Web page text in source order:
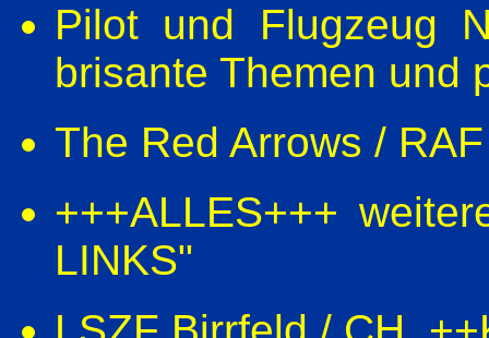
Pilot und Flugzeug
brisante Themen und
The Red Arrows /
+++ALLES+++
LINKS"